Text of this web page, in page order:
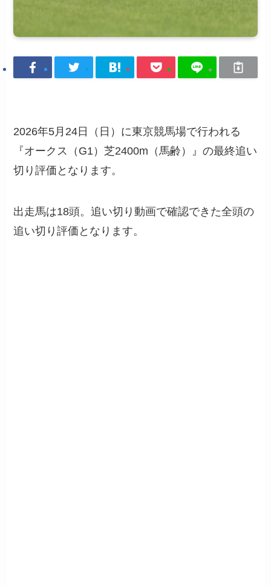
2026年5月24日（日）に東京競馬場で行われる
『オークス（G1）芝2400m（馬齢）』の最終追い
切り評価となります。
出走馬は18頭。追い切り動画で確認できた全頭の
追い切り評価となります。